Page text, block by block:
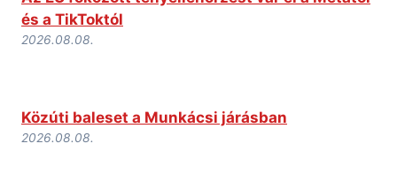
és a TikToktól
2026.08.08.
Közúti baleset a Munkácsi járásban
2026.08.08.